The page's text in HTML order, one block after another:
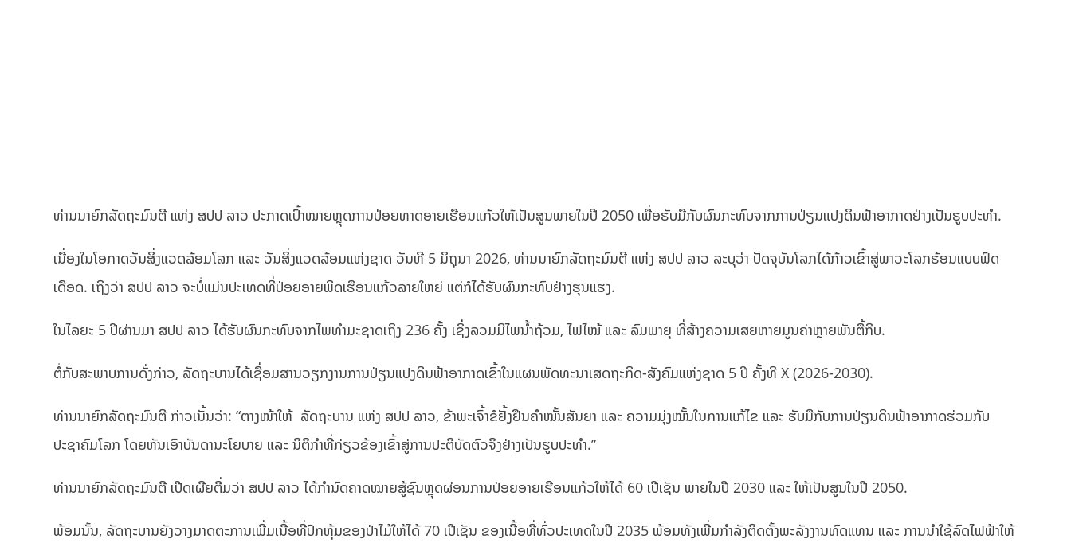
ທ່ານນາຍົກລັດຖະມົນຕີ ແຫ່ງ ສປປ ລາວ ປະກາດເປົ້າໝາຍຫຼຸດການປ່ອຍທາດອາຍເຮືອນແກ້ວໃຫ້ເປັນສູນພາຍໃນປີ 2050 ເພື່ອຮັບມືກັບຜົນກະທົບຈາກການປ່ຽນແປງດິນຟ້າອາກາດຢ່າງເປັນຮູບປະທຳ.
ເນື່ອງໃນໂອກາດວັນສິ່ງແວດລ້ອມໂລກ ແລະ ວັນສິ່ງແວດລ້ອມແຫ່ງຊາດ ວັນທີ 5 ມິຖຸນາ 2026, ທ່ານນາຍົກລັດຖະມົນຕີ ແຫ່ງ ສປປ ລາວ ລະບຸວ່າ ປັດຈຸບັນໂລກໄດ້ກ້າວເຂົ້າສູ່ພາວະໂລກຮ້ອນແບບຟົດ
ເດືອດ. ເຖິງວ່າ ສປປ ລາວ ຈະບໍ່ແມ່ນປະເທດທີ່ປ່ອຍອາຍພິດເຮືອນແກ້ວລາຍໃຫຍ່ ແຕ່ກໍໄດ້ຮັບຜົນກະທົບຢ່າງຮຸນແຮງ.
ໃນໄລຍະ 5 ປີຜ່ານມາ ສປປ ລາວ ໄດ້ຮັບຜົນກະທົບຈາກໄພທຳມະຊາດເຖິງ 236 ຄັ້ງ ເຊິ່ງລວມມີໄພນໍ້າຖ້ວມ, ໄຟໄໝ້ ແລະ ລົມພາຍຸ ທີ່ສ້າງຄວາມເສຍຫາຍມູນຄ່າຫຼາຍພັນຕື້ກີບ.
ຕໍ່ກັບສະພາບການດັ່ງກ່າວ, ລັດຖະບານໄດ້ເຊື່ອມສານວຽກງານການປ່ຽນແປງດິນຟ້າອາກາດເຂົ້າໃນແຜນພັດທະນາເສດຖະກິດ-ສັງຄົມແຫ່ງຊາດ 5 ປີ ຄັ້ງທີ X (2026-2030).
ທ່ານນາຍົກລັດຖະມົນຕີ ກ່າວເນັ້ນວ່າ: “ຕາງໜ້າໃຫ້ ລັດຖະບານ ແຫ່ງ ສປປ ລາວ, ຂ້າພະເຈົ້າຂໍຢັ້ງຢືນຄຳໝັ້ນສັນຍາ ແລະ ຄວາມມຸ່ງໝັ້ນໃນການແກ້ໄຂ ແລະ ຮັບມືກັບການປ່ຽນດິນຟ້າອາກາດຮ່ວມກັບ
ປະຊາຄົມໂລກ ໂດຍຫັນເອົາບັນດານະໂຍບາຍ ແລະ ນິຕິກຳທີ່ກ່ຽວຂ້ອງເຂົ້າສູ່ການປະຕິບັດຕົວຈິງຢ່າງເປັນຮູບປະທຳ.”
ທ່ານນາຍົກລັດຖະມົນຕີ ເປີດເຜີຍຕື່ມວ່າ ສປປ ລາວ ໄດ້ກຳນົດຄາດໝາຍສູ້ຊົນຫຼຸດຜ່ອນການປ່ອຍອາຍເຮືອນແກ້ວໃຫ້ໄດ້ 60 ເປີເຊັນ ພາຍໃນປີ 2030 ແລະ ໃຫ້ເປັນສູນໃນປີ 2050.
ພ້ອມນັ້ນ, ລັດຖະບານຍັງວາງມາດຕະການເພີ່ມເນື້ອທີ່ປົກຫຸ້ມຂອງປ່າໄມ້ໃຫ້ໄດ້ 70 ເປີເຊັນ ຂອງເນື້ອທີ່ທົ່ວປະເທດໃນປີ 2035 ພ້ອມທັງເພີ່ມກຳລັງຕິດຕັ້ງພະລັງງານທົດແທນ ແລະ ການນຳໃຊ້ລົດໄຟຟ້າໃຫ້